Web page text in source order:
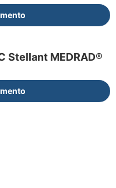
Stellant MEDRAD®